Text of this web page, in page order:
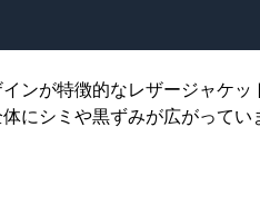
ンが特徴的なレザージャケッ
にシミや黒ずみが広がって